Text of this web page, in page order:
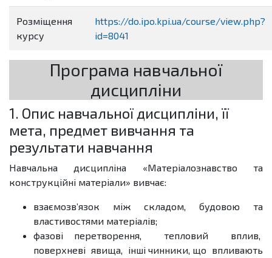
Розміщення
курсу
https://do.ipo.kpi.ua/course/view.php?
id=8041
Програма навчальної
дисципліни
1. Опис навчальної дисципліни, її
мета, предмет вивчання та
результати навчання
Навчальна дисципліна «Матеріалознавство та
конструкційні матеріали» вивчає:
взаємозв’язок між складом, будовою та
властивостями матеріалів;
фазові перетворення, тепловий вплив,
поверхневі явища, інші чинники, що впливають